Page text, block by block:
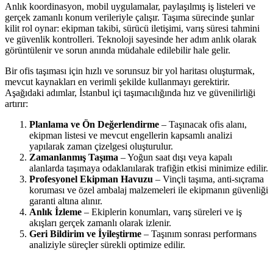
Anlık koordinasyon, mobil uygulamalar, paylaşılmış iş listeleri ve
gerçek zamanlı konum verileriyle çalışır. Taşıma sürecinde şunlar
kilit rol oynar: ekipman takibi, sürücü iletişimi, varış süresi tahmini
ve güvenlik kontrolleri. Teknoloji sayesinde her adım anlık olarak
görüntülenir ve sorun anında müdahale edilebilir hale gelir.
Bir ofis taşıması için hızlı ve sorunsuz bir yol haritası oluşturmak,
mevcut kaynakları en verimli şekilde kullanmayı gerektirir.
Aşağıdaki adımlar, İstanbul içi taşımacılığında hız ve güvenilirliği
artırır:
Planlama ve Ön Değerlendirme – Taşınacak ofis alanı,
ekipman listesi ve mevcut engellerin kapsamlı analizi
yapılarak zaman çizelgesi oluşturulur.
Zamanlanmış Taşıma – Yoğun saat dışı veya kapalı
alanlarda taşımaya odaklanılarak trafiğin etkisi minimize edilir.
Profesyonel Ekipman Havuzu – Vinçli taşıma, anti-sıçrama
koruması ve özel ambalaj malzemeleri ile ekipmanın güvenliği
garanti altına alınır.
Anlık İzleme – Ekiplerin konumları, varış süreleri ve iş
akışları gerçek zamanlı olarak izlenir.
Geri Bildirim ve İyileştirme – Taşınım sonrası performans
analiziyle süreçler sürekli optimize edilir.